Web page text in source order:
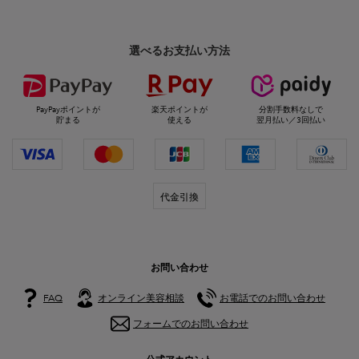
選べるお支払い方法
PayPayポイントが
貯まる
楽天ポイントが
使える
分割手数料なしで
翌月払い／3回払い
代金引換
お問い合わせ
FAQ オンライン美容相談 お電話でのお問い合わせ
フォームでのお問い合わせ